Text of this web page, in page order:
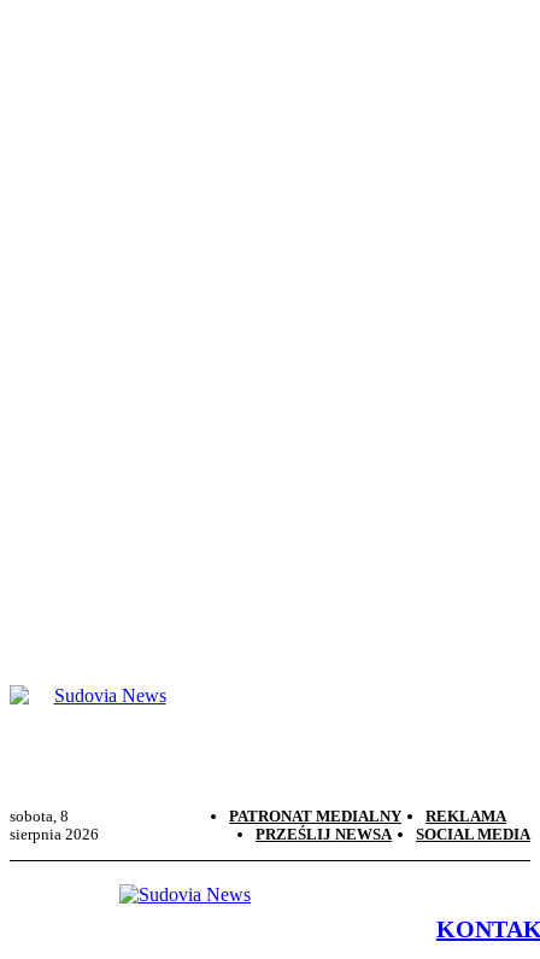
sobota, 8
sierpnia 2026
PATRONAT MEDIALNY
REKLAMA
PRZEŚLIJ NEWSA
SOCIAL MEDIA